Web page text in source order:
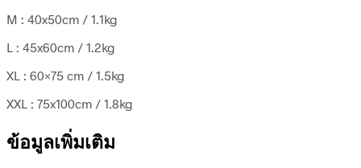
M : 40x50cm / 1.1kg
L : 45x60cm / 1.2kg
XL : 60×75 cm / 1.5kg
XXL : 75x100cm / 1.8kg
ข้อมูลเพิ่มเติม